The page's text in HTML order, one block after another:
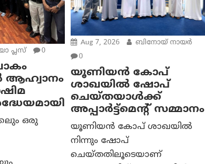
പ്ലസ് 0
ആഹ്വാനം
ഒരു
Aug 7, 2026
ബിനോയ് നായര്‍
0
യൂണിയൻ കോപ്
ശാഖയിൽ ഷോപ്
ചെയ്തയാൾക്ക്
അപ്പാർട്ട്മെന്റ് സമ്മാനം
യൂണിയൻ കോപ് ശാഖയിൽ
നിന്നും ഷോപ്
ചെയ്തതിലൂടെയാണ്